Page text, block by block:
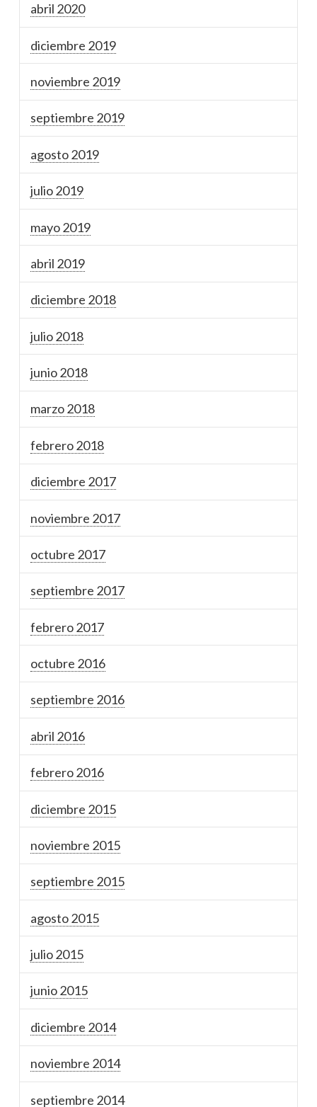
abril 2020
diciembre 2019
noviembre 2019
septiembre 2019
agosto 2019
julio 2019
mayo 2019
abril 2019
diciembre 2018
julio 2018
junio 2018
marzo 2018
febrero 2018
diciembre 2017
noviembre 2017
octubre 2017
septiembre 2017
febrero 2017
octubre 2016
septiembre 2016
abril 2016
febrero 2016
diciembre 2015
noviembre 2015
septiembre 2015
agosto 2015
julio 2015
junio 2015
diciembre 2014
noviembre 2014
septiembre 2014